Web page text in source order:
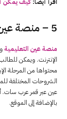
5 – منصة عين التعليمية
منصة عين التعليمية
الإنترنت. ويمكن
محتواها من المرحلة
الشروحات المختلفة
عين عبر قمر عرب سات.
بالإضافة إلى الموقع.